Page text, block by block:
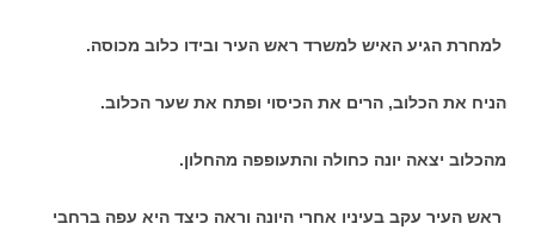
למחרת הגיע האיש למשרד ראש העיר ובידו כלוב מכוסה.
הניח את הכלוב, הרים את הכיסוי ופתח את שער הכלוב.
מהכלוב יצאה יונה כחולה והתעופפה מהחלון.
ראש העיר עקב בעיניו אחרי היונה וראה כיצד היא עפה ברחבי